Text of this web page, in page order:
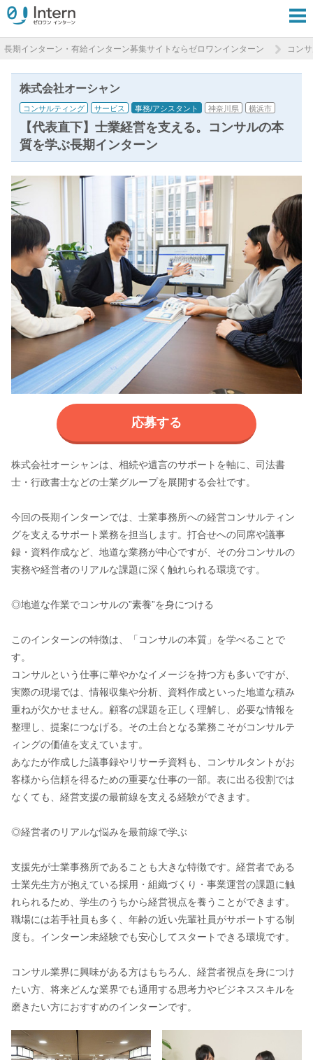
長期インターン・有給インターン募集サイトならゼロワンインターン コン
株式会社オーシャン
コンサルティング サービス 事務/アシスタント 神奈川県 横浜市
【代表直下】士業経営を支える。コンサルの本
質を学ぶ長期インターン
応募する
株式会社オーシャンは、相続や遺言のサポートを軸に、司法書
士・行政書士などの士業グループを展開する会社です。
今回の長期インターンでは、士業事務所への経営コンサルティン
グを支えるサポート業務を担当します。打合せへの同席や議事
録・資料作成など、地道な業務が中心ですが、その分コンサルの
実務や経営者のリアルな課題に深く触れられる環境です。
◎地道な作業でコンサルの”素養”を身につける
このインターンの特徴は、「コンサルの本質」を学べることで
す。
コンサルという仕事に華やかなイメージを持つ方も多いですが、
実際の現場では、情報収集や分析、資料作成といった地道な積み
重ねが欠かせません。顧客の課題を正しく理解し、必要な情報を
整理し、提案につなげる。その土台となる業務こそがコンサルテ
ィングの価値を支えています。
あなたが作成した議事録やリサーチ資料も、コンサルタントがお
客様から信頼を得るための重要な仕事の一部。表に出る役割では
なくても、経営支援の最前線を支える経験ができます。
◎経営者のリアルな悩みを最前線で学ぶ
支援先が士業事務所であることも大きな特徴です。経営者である
士業先生方が抱えている採用・組織づくり・事業運営の課題に触
れられるため、学生のうちから経営視点を養うことができます。
職場には若手社員も多く、年齢の近い先輩社員がサポートする制
度も。インターン未経験でも安心してスタートできる環境です。
コンサル業界に興味がある方はもちろん、経営者視点を身につけ
たい方、将来どんな業界でも通用する思考力やビジネススキルを
磨きたい方におすすめのインターンです。